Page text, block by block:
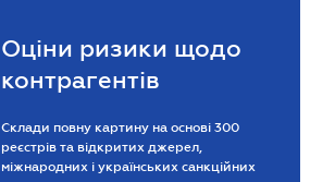
Оціни ризики щодо
контрагентів
Склади повну картину на основі 300
реєстрів та відкритих джерел,
міжнародних і українських санкційних